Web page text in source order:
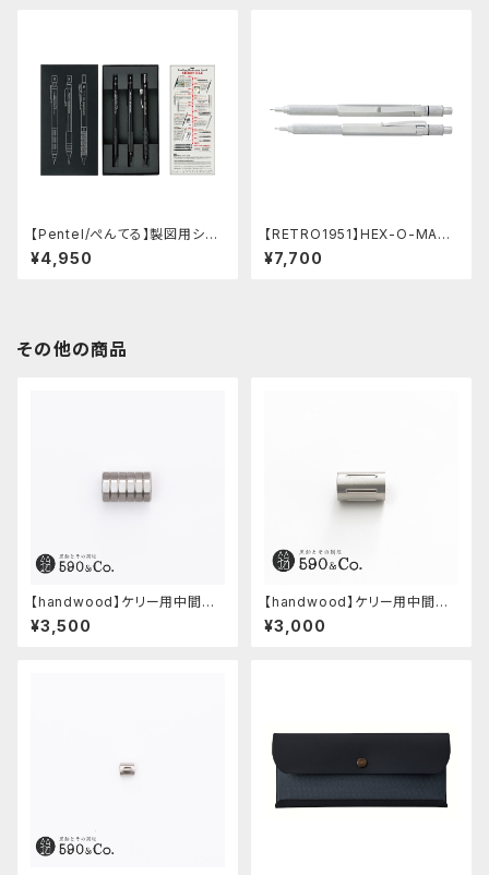
【Pentel/ぺんてる】製図用シャ
ープペンシル 60周年限定3本
セット
¥4,950
【RETRO1951】HEX-O-MATI
Cヘクソマティックシャープペン
シル (シルバー)
¥7,700
その他の商品
【handwood】ケリー用中間パ
ーツ/カスタムグリップ (八角形/
ステンレス)
¥3,500
【handwood】ケリー用中間パ
ーツ/カスタムグリップ (縦溝/ス
テンレス)
¥3,000